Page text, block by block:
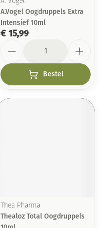
A.Vogel Oogdruppels Extra
Intensief 10ml
€ 15,99
Bestel
Thea Pharma
Thealoz Total Oogdruppels